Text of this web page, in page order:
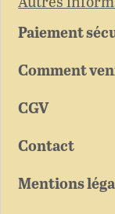
Paiement
Comment
CGV
Contact
Mentions